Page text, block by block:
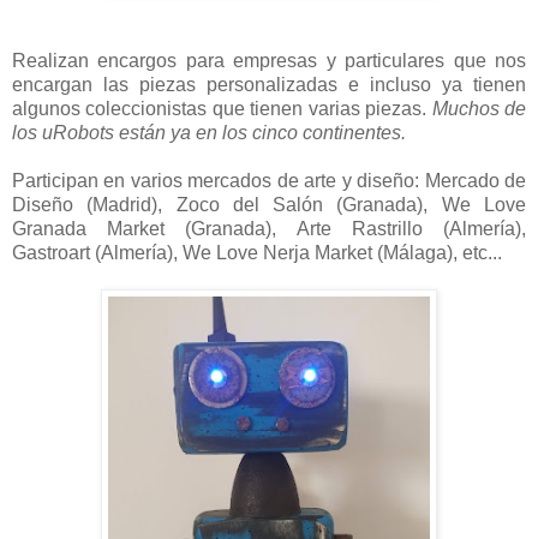
Realizan encargos para empresas y particulares que nos
encargan las piezas personalizadas e incluso ya tienen
algunos coleccionistas que tienen varias piezas. Muchos de
los uRobots están ya en los cinco continentes.
Participan en varios mercados de arte y diseño: Mercado de
Diseño (Madrid), Zoco del Salón (Granada), We Love
Granada Market (Granada), Arte Rastrillo (Almería),
Gastroart (Almería), We Love Nerja Market (Málaga), etc...